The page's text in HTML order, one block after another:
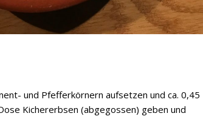
und Pfefferkörnern aufsetzen und ca. 0,45
Kichererbsen (abgegossen) geben und